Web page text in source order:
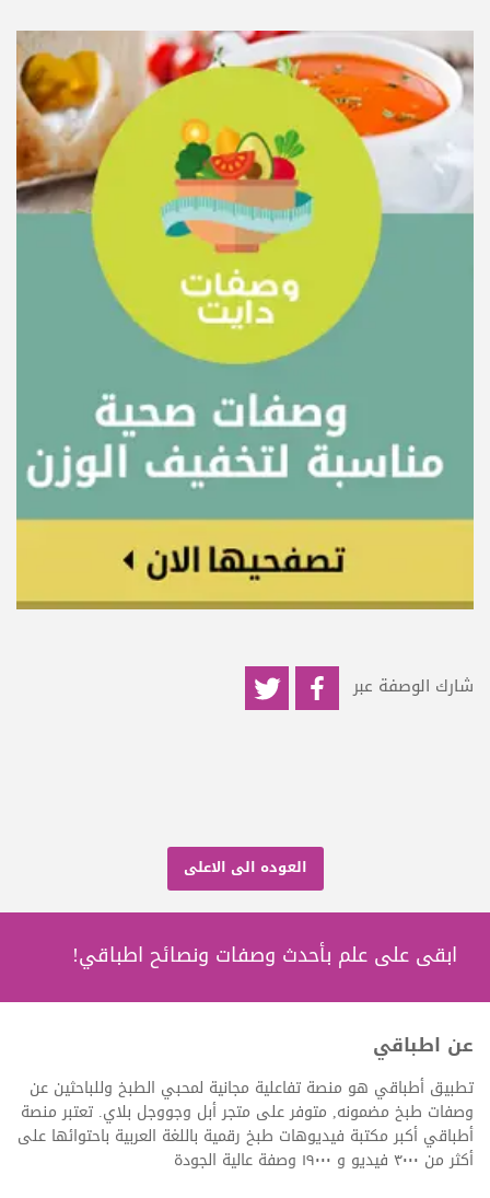
شارك الوصفة عبر
العوده الى الاعلى
ابقى على علم بأحدث وصفات ونصائح اطباقي!
عن اطباقي
تطبيق أطباقي هو منصة تفاعلية مجانية لمحبي الطبخ وللباحثين عن
وصفات طبخ مضمونه, متوفر على متجر أبل وجووجل بلاي. تعتبر منصة
أطباقي أكبر مكتبة فيديوهات طبخ رقمية باللغة العربية باحتوائها على
أكثر من ٣٠٠٠ فيديو و ١٩٠٠٠ وصفة عالية الجودة